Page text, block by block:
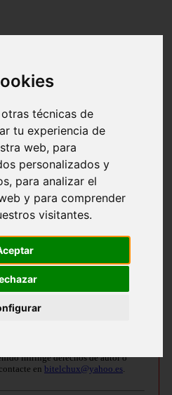
técnicas de
tu experiencia de
web, para
personalizados y
para analizar el
y para comprender
visitantes.
en Ambato, Precios actualizados
Precios
Ambato (Ecuador)y te gustaría
profesiones?
salario medio en Ambatoy
389.57€
infringe derechos de autor o
en bitelchux@yahoo.es